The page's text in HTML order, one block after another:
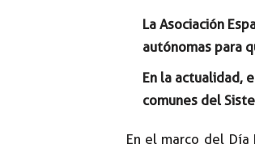
La Asociación
autónomas para
En la actualidad,
comunes del
En el marco del